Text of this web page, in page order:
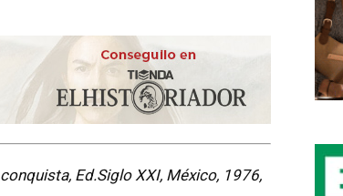
Ed.Siglo XXI, México, 1976,